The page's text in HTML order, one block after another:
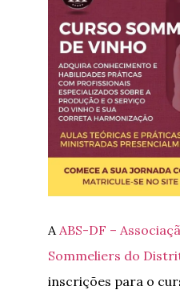
A ABS-DF –
Sommeliers do
inscrições para o